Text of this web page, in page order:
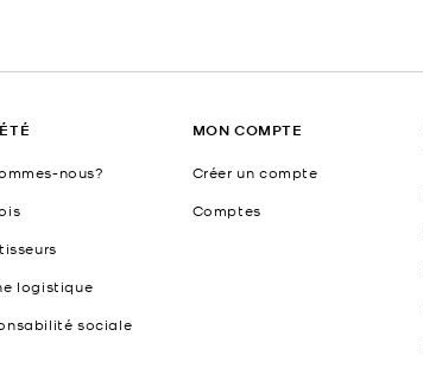
nous?
logistique
sociale
MON COMPTE
Créer un compte
Comptes